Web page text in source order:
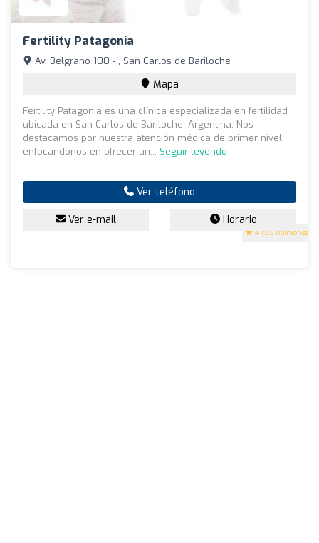
Fertility Patagonia
4 (55 opiniones)
Av. Belgrano 100 - , San Carlos de Bariloche
Mapa
Fertility Patagonia es una clínica especializada en fertilidad
ubicada en San Carlos de Bariloche, Argentina. Nos
destacamos por nuestra atención médica de primer nivel,
enfocándonos en ofrecer un... Seguir leyendo
Ver teléfono
Ver e-mail Horario